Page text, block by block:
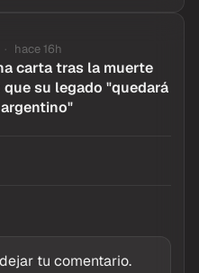
hace 16h
carta tras la muerte
su legado "quedará
tu comentario.